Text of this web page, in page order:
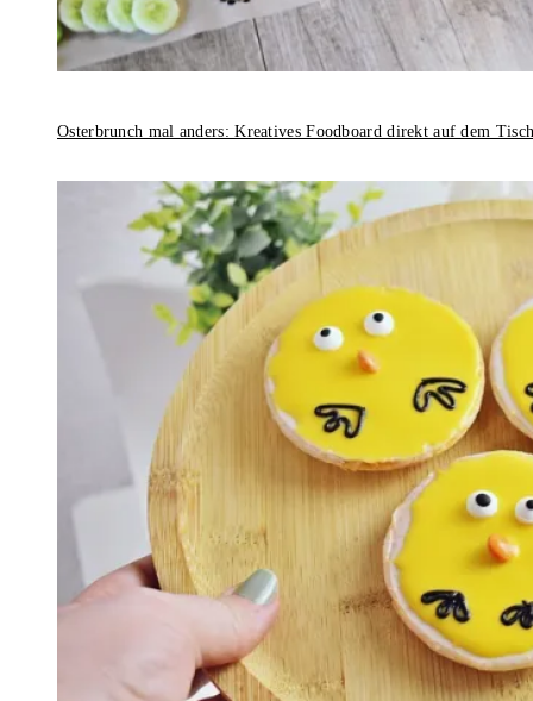
Osterbrunch mal anders: Kreatives Foodboard direkt auf dem